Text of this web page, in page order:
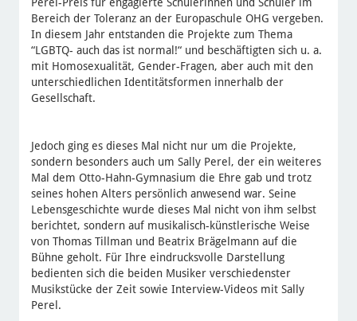
Bereich der Toleranz an der Europaschule OHG vergeben.
In diesem Jahr entstanden die Projekte zum Thema
“LGBTQ- auch das ist normal!“ und beschäftigten sich u. a.
mit Homosexualität, Gender-Fragen, aber auch mit den
unterschiedlichen Identitätsformen innerhalb der
Gesellschaft.
Jedoch ging es dieses Mal nicht nur um die Projekte,
sondern besonders auch um Sally Perel, der ein weiteres
Mal dem Otto-Hahn-Gymnasium die Ehre gab und trotz
seines hohen Alters persönlich anwesend war. Seine
Lebensgeschichte wurde dieses Mal nicht von ihm selbst
berichtet, sondern auf musikalisch-künstlerische Weise
von Thomas Tillman und Beatrix Brägelmann auf die
Bühne geholt. Für Ihre eindrucksvolle Darstellung
bedienten sich die beiden Musiker verschiedenster
Musikstücke der Zeit sowie Interview-Videos mit Sally
Perel.